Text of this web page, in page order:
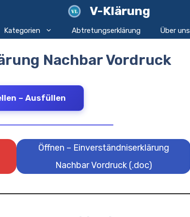
V-Klärung
Kategorien Abtretungserklärung Über uns
Nachbar Vordruck
– Ausfüllen
Öffnen – Einverständniserklärung
Nachbar Vordruck (.doc)